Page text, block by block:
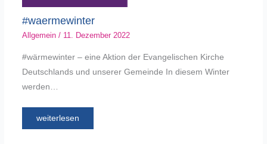
#waermewinter
Allgemein/ 11. Dezember 2022
#wärmewinter – eine Aktion der Evangelischen Kirche
Deutschlands und unserer Gemeinde In diesem Winter
werden…
weiterlesen